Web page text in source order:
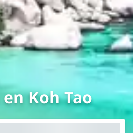
Koh Tao